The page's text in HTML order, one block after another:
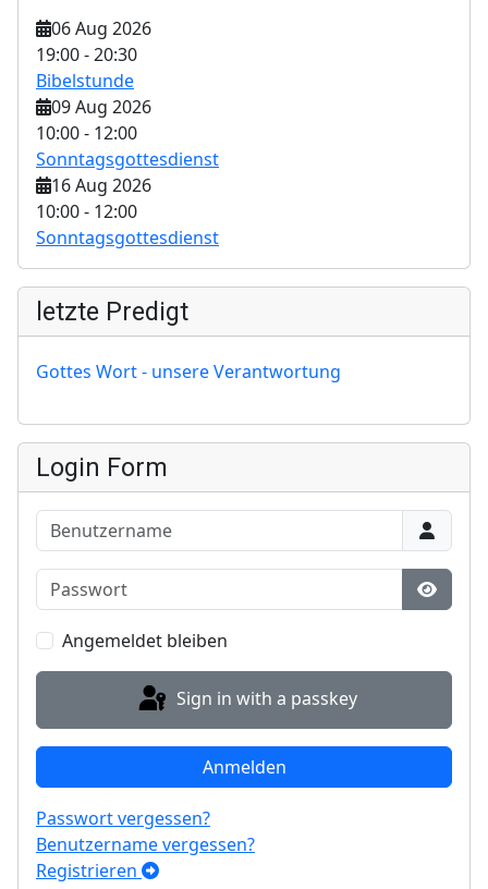
06 Aug 2026
19:00-20:30
Bibelstunde
09 Aug 2026
10:00- 12:00
Sonntagsgottesdienst
16 Aug 2026
10:00- 12:00
Sonntagsgottesdienst
letzte Predigt
Gottes Wort - unsere Verantwortung
Login Form
Benutzername
Passwort
Show
Angemeldet bleiben
Sign in with a passkey
Anmelden
Passwort vergessen?
Benutzername vergessen?
Registrieren